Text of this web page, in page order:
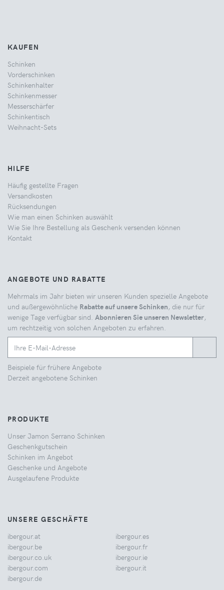
KAUFEN
Schinken
Vorderschinken
Schinkenhalter
Schinkenmesser
Messerschärfer
Schinkentisch
Weihnacht-Sets
HILFE
Häufig gestellte Fragen
Versandkosten
Rücksendungen
Wie man einen Schinken auswählt
Wie Sie Ihre Bestellung als Geschenk versenden können
Kontakt
ANGEBOTE UND RABATTE
Mehrmals im Jahr bieten wir unseren Kunden spezielle Angebote
und außergewöhnliche Rabatte auf unsere Schinken, die nur für
wenige Tage verfügbar sind. Abonnieren Sie unseren Newsletter,
um rechtzeitig von solchen Angeboten zu erfahren.
Beispiele für frühere Angebote
Derzeit angebotene Schinken
PRODUKTE
Unser Jamon Serrano Schinken
Geschenkgutschein
Schinken im Angebot
Geschenke und Angebote
Ausgelaufene Produkte
UNSERE GESCHÄFTE
ibergour.at
ibergour.be
ibergour.co.uk
ibergour.com
ibergour.de
ibergour.es
ibergour.fr
ibergour.ie
ibergour.it